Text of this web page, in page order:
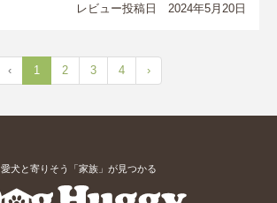
レビュー投稿日 2024年5月20日
‹ 1 2 3 4 ›
愛犬と寄りそう「家族」が見つかる